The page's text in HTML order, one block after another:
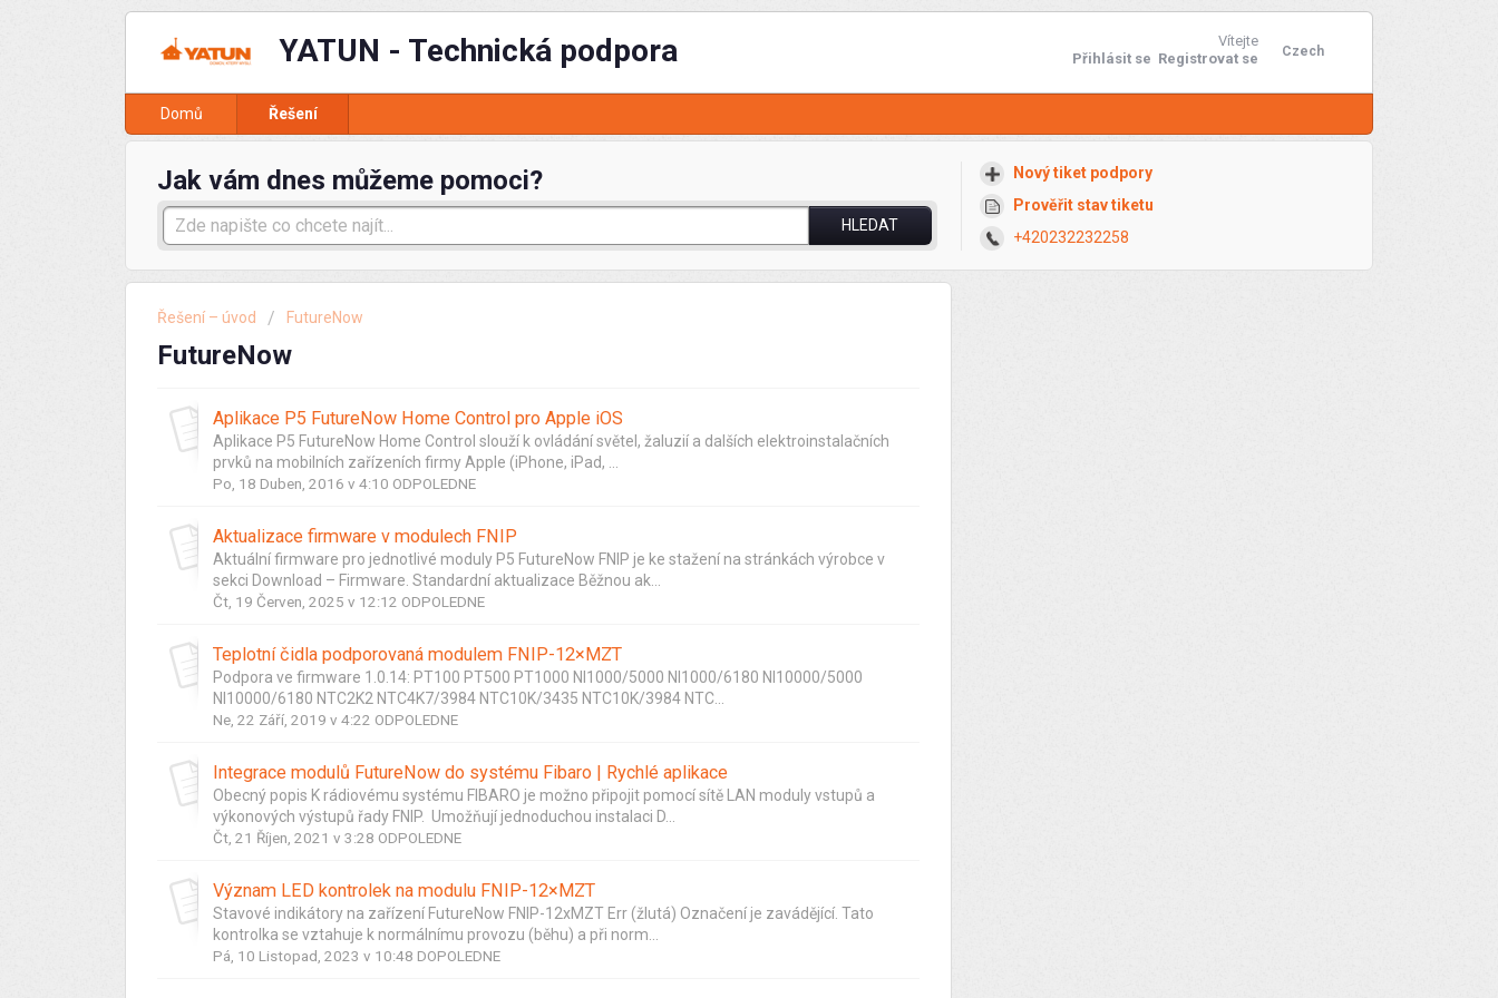
YATUN - Technická podpora Czech
Vítejte
Přihlásit se Registrovat se
Domů Řešení
Jak vám dnes můžeme pomoci?
HLEDAT
Nový tiket podpory
Prověřit stav tiketu
+420232232258
Řešení – úvod FutureNow
FutureNow
Aplikace P5 FutureNow Home Control pro Apple iOS
Aplikace P5 FutureNow Home Control slouží k ovládání světel, žaluzií a dalších elektroinstalačních
prvků na mobilních zařízeních firmy Apple (iPhone, iPad, ...
Po, 18 Duben, 2016 v 4:10 ODPOLEDNE
Aktualizace firmware v modulech FNIP
Aktuální firmware pro jednotlivé moduly P5 FutureNow FNIP je ke stažení na stránkách výrobce v
sekci Download – Firmware. Standardní aktualizace Běžnou ak...
Čt, 19 Červen, 2025 v 12:12 ODPOLEDNE
Teplotní čidla podporovaná modulem FNIP-12×MZT
Podpora ve firmware 1.0.14: PT100 PT500 PT1000 NI1000/5000 NI1000/6180 NI10000/5000
NI10000/6180 NTC2K2 NTC4K7/3984 NTC10K/3435 NTC10K/3984 NTC...
Ne, 22 Září, 2019 v 4:22 ODPOLEDNE
Integrace modulů FutureNow do systému Fibaro | Rychlé aplikace
Obecný popis K rádiovému systému FIBARO je možno připojit pomocí sítě LAN moduly vstupů a
výkonových výstupů řady FNIP. Umožňují jednoduchou instalaci D...
Čt, 21 Říjen, 2021 v 3:28 ODPOLEDNE
Význam LED kontrolek na modulu FNIP-12×MZT
Stavové indikátory na zařízení FutureNow FNIP-12xMZT Err (žlutá) Označení je zavádějící. Tato
kontrolka se vztahuje k normálnímu provozu (běhu) a při norm...
Pá, 10 Listopad, 2023 v 10:48 DOPOLEDNE